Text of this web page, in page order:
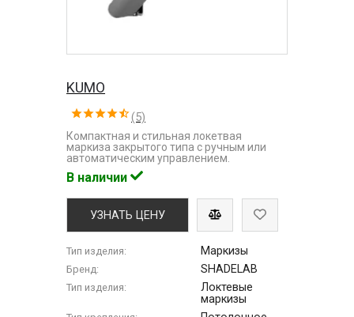
KUMO
(5)
Компактная и стильная локетвая
маркиза закрытого типа с ручным или
автоматическим управлением.
В наличии
УЗНАТЬ ЦЕНУ
Тип изделия: Маркизы
Бренд: SHADELAB
Тип изделия:
Локтевые
маркизы